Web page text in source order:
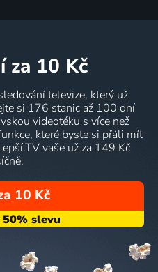
za 10 Kč
televize, který už
si 176 stanic až 100 dní
videotéku s více než
které byste si přáli mít
vaše už za 149 Kč
10 Kč